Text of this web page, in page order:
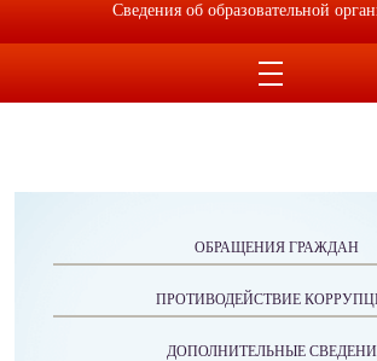
(скачать)(посмотреть)
ОБРАЩЕНИЯ ГРАЖДАН
ПРОТИВОДЕЙСТВИЕ
ДОПОЛНИТЕЛЬНЫЕ
Сведения об образовательной